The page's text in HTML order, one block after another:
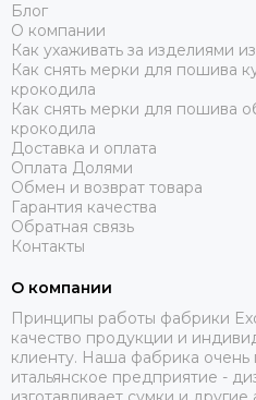
Блог
О компании
Как ухаживать за изделиями
Как снять мерки для пошива
крокодила
Как снять мерки для пошива
крокодила
Доставка и оплата
Оплата Долями
Обмен и возврат товара
Гарантия качества
Обратная связь
Контакты
О компании
Принципы работы фабрики
качество продукции и
клиенту. Наша фабрика
итальянское предприятие -